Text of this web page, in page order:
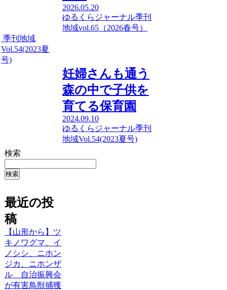
2026.05.20
ゆるくらジャーナル季刊
地域vol.65（2026春号）
季刊地域
Vol.54(2023夏
号)
妊婦さんも通う
森の中で子供を
育てる保育園
2024.09.10
ゆるくらジャーナル季刊
地域Vol.54(2023夏号)
検索
検索
最近の投
稿
【山形から】ツ
キノワグマ、イ
ノシシ、ニホン
ジカ、ニホンザ
ル 自治振興会
が有害鳥獣捕獲